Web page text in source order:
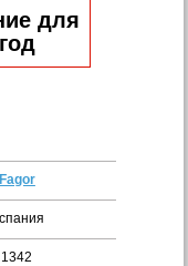
для
Fagor
1342